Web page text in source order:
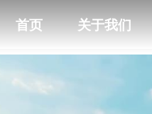
首页 关于我们